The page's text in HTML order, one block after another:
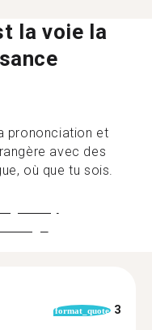
la voie la
prononciation et
avec des
où que tu sois.
format_quote 3